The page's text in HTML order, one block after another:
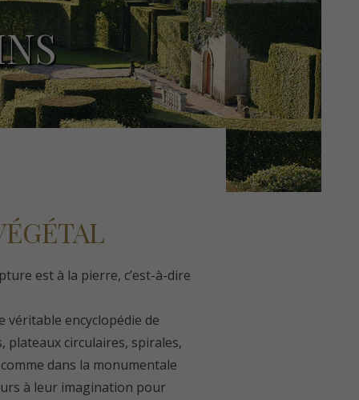
est à la pierre, c’est-à-dire
véritable encyclopédie de
plateaux circulaires, spirales,
dans la monumentale
à leur imagination pour